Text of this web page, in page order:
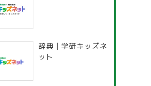
辞典 | 学研キッズネ
ット